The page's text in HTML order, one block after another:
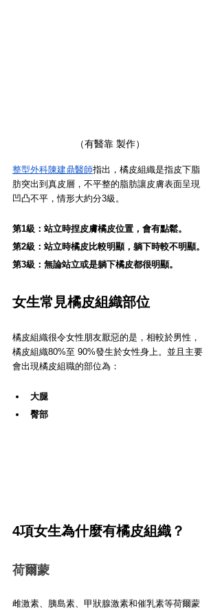
（有醫靠 製作）
整型外科陳建鼎醫師指出，橘皮組織是指皮下脂
肪突出到真皮層，不平整的脂肪讓皮膚表面呈現
凹凸不平，情形大約分3級。
第1級：站立時捏皮膚橘皮位置，會有點鬆。
第2級：站立時橘皮比較明顯，躺下時較不明顯。
第3級：無論站立或是躺下橘皮都很明顯。
女生常見橘皮組織部位
橘皮組織很令女性朋友厭惡的是，相較於男性，
橘皮組織80%至 90%發生於女性身上。並且主要
會出現橘皮組職的部位為：
大腿
臀部
4項女生為什麼有橘皮組織？
荷爾蒙
雌激素、胰島素、甲狀腺激素和催乳素等荷爾蒙